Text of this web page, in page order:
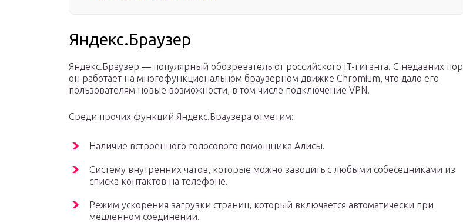
Яндекс.Браузер
Яндекс.Браузер — популярный обозреватель от российского IT-гиганта. С недавних пор
он работает на многофункциональном браузерном движке Chromium, что дало его
пользователям новые возможности, в том числе подключение VPN.
Среди прочих функций Яндекс.Браузера отметим:
Наличие встроенного голосового помощника Алисы.
Систему внутренних чатов, которые можно заводить с любыми собеседниками из
списка контактов на телефоне.
Режим ускорения загрузки страниц, который включается автоматически при
медленном соединении.